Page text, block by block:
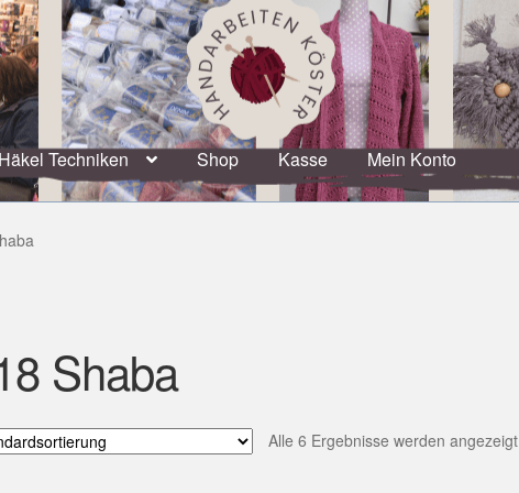
Häkel Techniken Shop Kasse Mein Konto
Shaba
Alle 6 Ergebnisse werden angezeigt